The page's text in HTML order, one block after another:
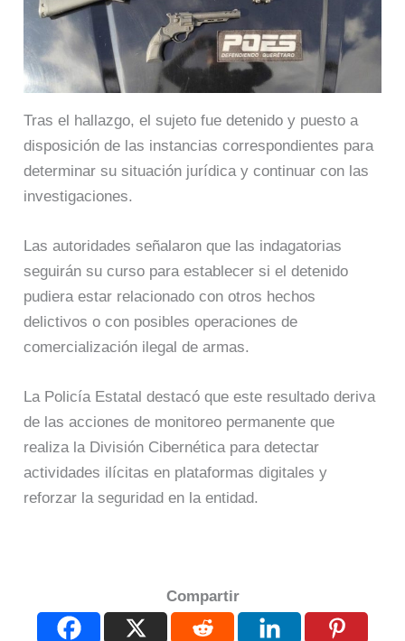
Tras el hallazgo, el sujeto fue detenido y puesto a
disposición de las instancias correspondientes para
determinar su situación jurídica y continuar con las
investigaciones.
Las autoridades señalaron que las indagatorias
seguirán su curso para establecer si el detenido
pudiera estar relacionado con otros hechos
delictivos o con posibles operaciones de
comercialización ilegal de armas.
La Policía Estatal destacó que este resultado deriva
de las acciones de monitoreo permanente que
realiza la División Cibernética para detectar
actividades ilícitas en plataformas digitales y
reforzar la seguridad en la entidad.
Compartir